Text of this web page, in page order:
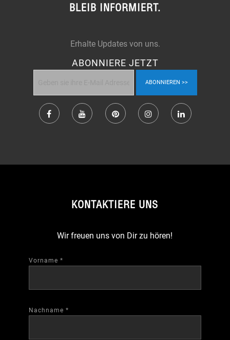
BLEIB INFORMIERT.
Erhalte Updates von uns.
ABONNIERE JETZT
ABONNIEREN
KONTAKTIERE UNS
Wir freuen uns von Dir zu hören!
Vorname *
Nachname *